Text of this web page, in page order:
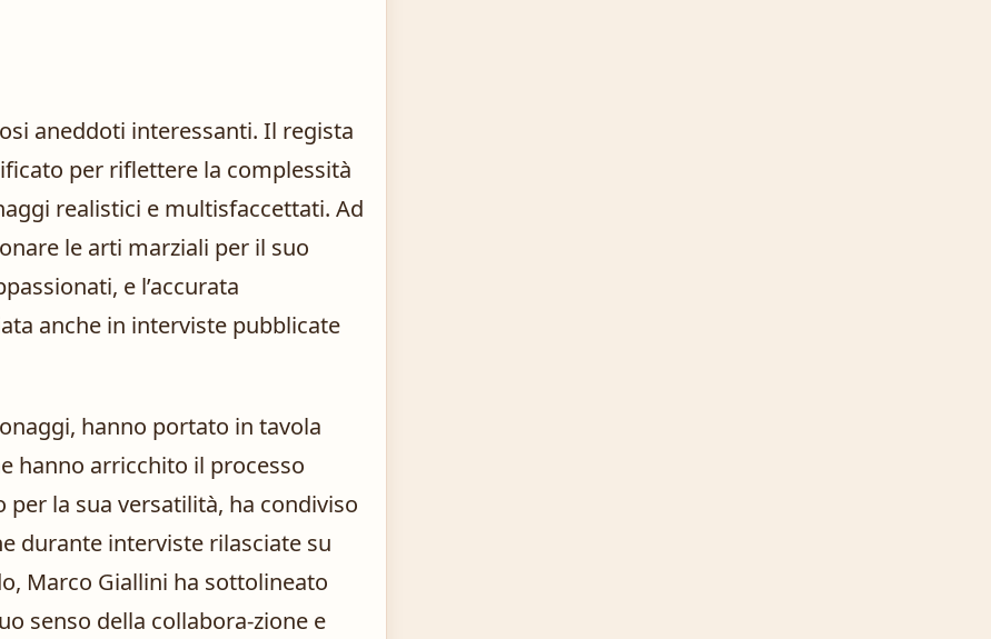
aneddoti interessanti. Il regista
per riflettere la complessità
realistici e multisfaccettati. Ad
le arti marziali per il suo
e l’accurata
anche in interviste pubblicate
hanno portato in tavola
hanno arricchito il processo
la sua versatilità, ha condiviso
durante interviste rilasciate su
Marco Giallini ha sottolineato
senso della collabora-zione e